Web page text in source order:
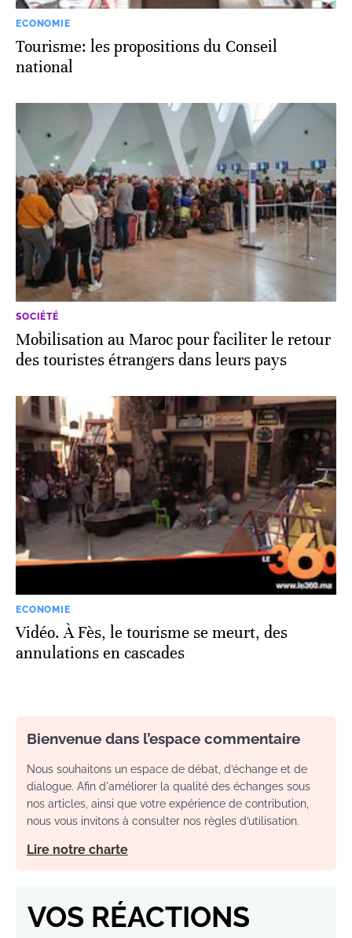
ECONOMIE
Tourisme: les propositions du Conseil
national
SOCIÉTÉ
Mobilisation au Maroc pour faciliter le retour
des touristes étrangers dans leurs pays
ECONOMIE
Vidéo. À Fès, le tourisme se meurt, des
annulations en cascades
Bienvenue dans l’espace commentaire
Nous souhaitons un espace de débat, d’échange et de
dialogue. Afin d'améliorer la qualité des échanges sous
nos articles, ainsi que votre expérience de contribution,
nous vous invitons à consulter nos règles d’utilisation.
Lire notre charte
VOS RÉACTIONS